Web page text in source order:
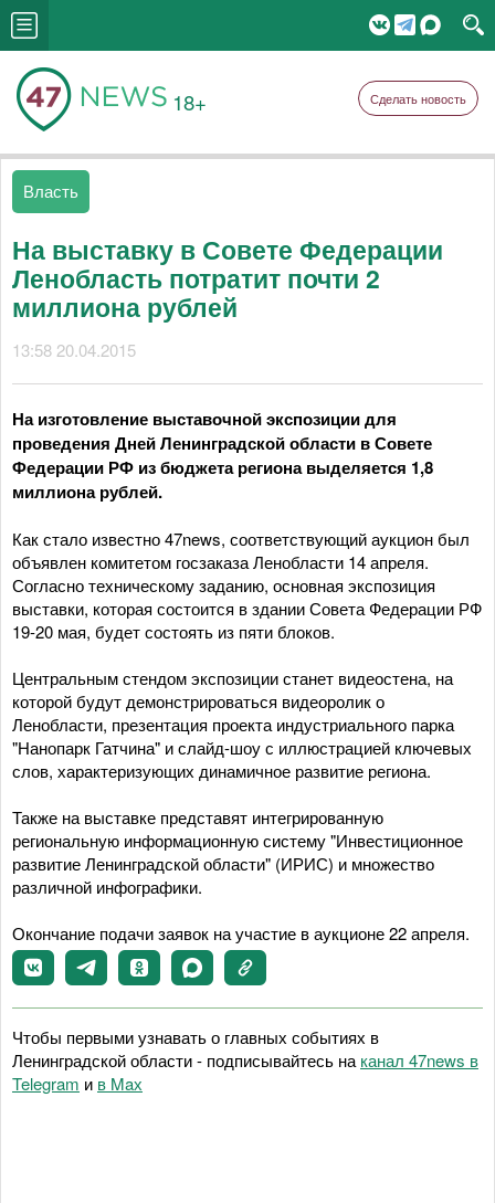
18+ Сделать новость
Власть
На выставку в Совете Федерации
Ленобласть потратит почти 2
миллиона рублей
13:58 20.04.2015
На изготовление выставочной экспозиции для
проведения Дней Ленинградской области в Совете
Федерации РФ из бюджета региона выделяется 1,8
миллиона рублей.
Как стало известно 47news, соответствующий аукцион был
объявлен комитетом госзаказа Ленобласти 14 апреля.
Согласно техническому заданию, основная экспозиция
выставки, которая состоится в здании Совета Федерации РФ
19-20 мая, будет состоять из пяти блоков.
Центральным стендом экспозиции станет видеостена, на
которой будут демонстрироваться видеоролик о
Ленобласти, презентация проекта индустриального парка
"Нанопарк Гатчина" и слайд-шоу с иллюстрацией ключевых
слов, характеризующих динамичное развитие региона.
Также на выставке представят интегрированную
региональную информационную систему "Инвестиционное
развитие Ленинградской области" (ИРИС) и множество
различной инфографики.
Окончание подачи заявок на участие в аукционе 22 апреля.
Чтобы первыми узнавать о главных событиях в
Ленинградской области - подписывайтесь на канал 47news в
Telegram и в Maх